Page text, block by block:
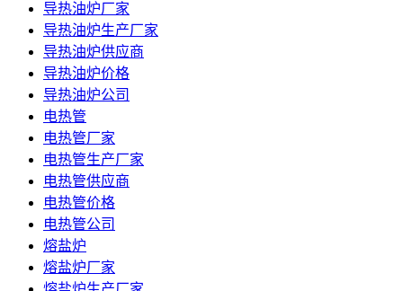
导热油炉厂家
导热油炉生产厂家
导热油炉供应商
导热油炉价格
导热油炉公司
电热管
电热管厂家
电热管生产厂家
电热管供应商
电热管价格
电热管公司
熔盐炉
熔盐炉厂家